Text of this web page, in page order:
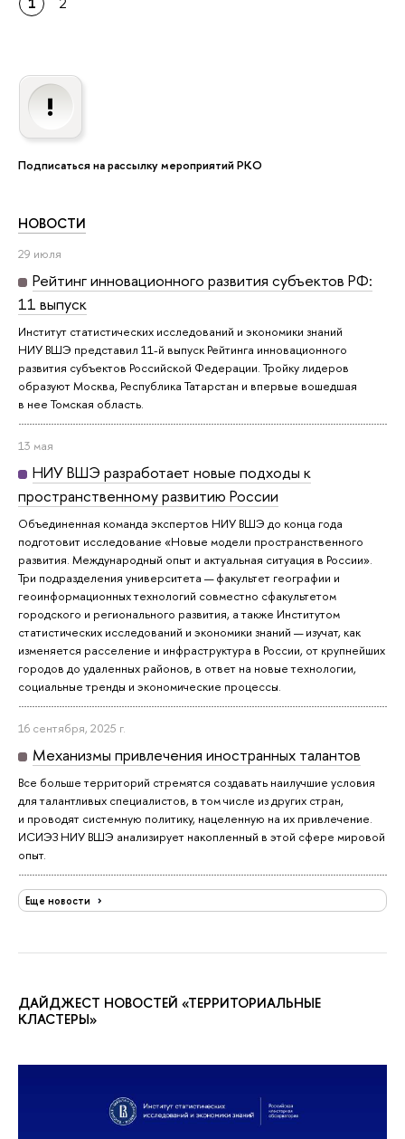
Подписаться на рассылку мероприятий РКО
НОВОСТИ
29 июля
Рейтинг инновационного развития субъектов РФ:
11 выпуск
Институт статистических исследований и экономики знаний
НИУ ВШЭ представил 11-й выпуск Рейтинга инновационного
развития субъектов Российской Федерации. Тройку лидеров
образуют Москва, Республика Татарстан и впервые вошедшая
в нее Томская область.
13 мая
НИУ ВШЭ разработает новые подходы к
пространственному развитию России
Объединенная команда экспертов НИУ ВШЭ до конца года
подготовит исследование «Новые модели пространственного
развития. Международный опыт и актуальная ситуация в России».
Три подразделения университета — факультет географии и
геоинформационных технологий совместно сфакультетом
городского и регионального развития, а также Институтом
статистических исследований и экономики знаний — изучат, как
изменяется расселение и инфраструктура в России, от крупнейших
городов до удаленных районов, в ответ на новые технологии,
социальные тренды и экономические процессы.
16 сентября, 2025 г.
Механизмы привлечения иностранных талантов
Все больше территорий стремятся создавать наилучшие условия
для талантливых специалистов, в том числе из других стран,
и проводят системную политику, нацеленную на их привлечение.
ИСИЭЗ НИУ ВШЭ анализирует накопленный в этой сфере мировой
опыт.
Еще новости
ДАЙДЖЕСТ НОВОСТЕЙ «ТЕРРИТОРИАЛЬНЫЕ
КЛАСТЕРЫ»